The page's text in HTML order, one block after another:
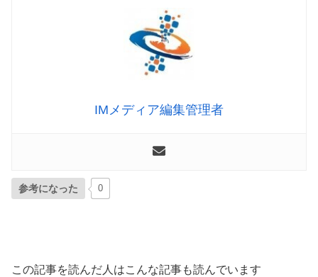
IMメディア編集管理者
参考になった 0
この記事を読んだ人はこんな記事も読んでいます